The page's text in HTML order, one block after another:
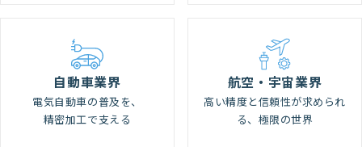
自動車業界
電気自動車の普及を、
精密加工で支える
航空・宇宙業界
高い精度と信頼性が求められ
る、極限の世界